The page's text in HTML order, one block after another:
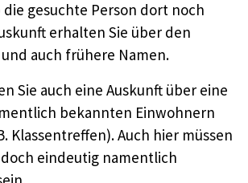
gesuchte Person dort noch
erhalten Sie über den
auch frühere Namen.
Sie auch eine Auskunft über eine
bekannten Einwohnern
Klassentreffen). Auch hier müssen
eindeutig namentlich